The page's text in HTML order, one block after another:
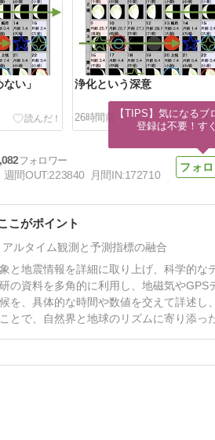
い」 浄化という深意
26時間前
た「思
週間OUT:223840 月間IN:172710
こがポイント
アルタイム観測と予測指標の融合
と地震情報を詳細に取り上げ、科学的
の資料を多角的に利用し、地磁気や
を、具体的な時間や数値を交えて詳述
とで、自然界と地球のリズムに寄り添っ
【TIPS】気になるブ
登録は不要！す